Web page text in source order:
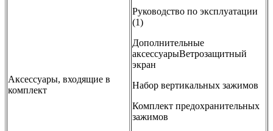
Аксессуары, входящие в
комплект
Руководство по эксплуатации
(1)
Дополнительные
аксессуарыВетрозащитный
экран
Набор вертикальных зажимов
Комплект предохранительных
зажимов